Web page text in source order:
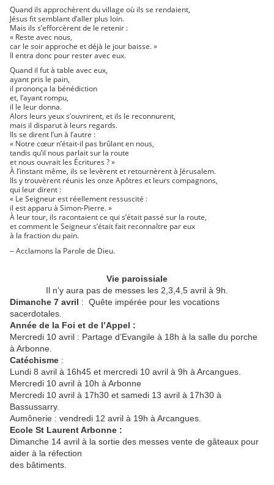
Quand ils approchèrent du village où ils se rendaient,
Jésus fit semblant d’aller plus loin.
Mais ils s’efforcèrent de le retenir :
« Reste avec nous,
car le soir approche et déjà le jour baisse. »
Il entra donc pour rester avec eux.
Quand il fut à table avec eux,
ayant pris le pain,
il prononça la bénédiction
et, l’ayant rompu,
il le leur donna.
Alors leurs yeux s’ouvrirent, et ils le reconnurent,
mais il disparut à leurs regards.
Ils se dirent l’un à l’autre :
« Notre cœur n’était-il pas brûlant en nous,
tandis qu’il nous parlait sur la route
et nous ouvrait les Écritures ? »
À l’instant même, ils se levèrent et retournèrent à Jérusalem.
Ils y trouvèrent réunis les onze Apôtres et leurs compagnons,
qui leur dirent :
« Le Seigneur est réellement ressuscité :
il est apparu à Simon-Pierre. »
À leur tour, ils racontaient ce qui s’était passé sur la route,
et comment le Seigneur s’était fait reconnaître par eux
à la fraction du pain.
– Acclamons la Parole de Dieu.
Vie paroissiale
Il n’y aura pas de messes les 2,3,4,5 avril à 9h.
Dimanche 7 avril : Quête impérée pour les vocations
sacerdotales.
Année de la Foi et de l’Appel :
Mercredi 10 avril : Partage d’Evangile à 18h à la salle du porche
à Arbonne.
Catéchisme :
Lundi 8 avril à 16h45 et mercredi 10 avril à 9h à Arcangues.
Mercredi 10 avril à 10h à Arbonne
Mercredi 10 avril à 17h30 et samedi 13 avril à 17h30 à
Bassussarry.
Aumônerie : vendredi 12 avril à 19h à Arcangues.
Ecole St Laurent Arbonne :
Dimanche 14 avril à la sortie des messes vente de gâteaux pour
aider à la réfection
des bâtiments.